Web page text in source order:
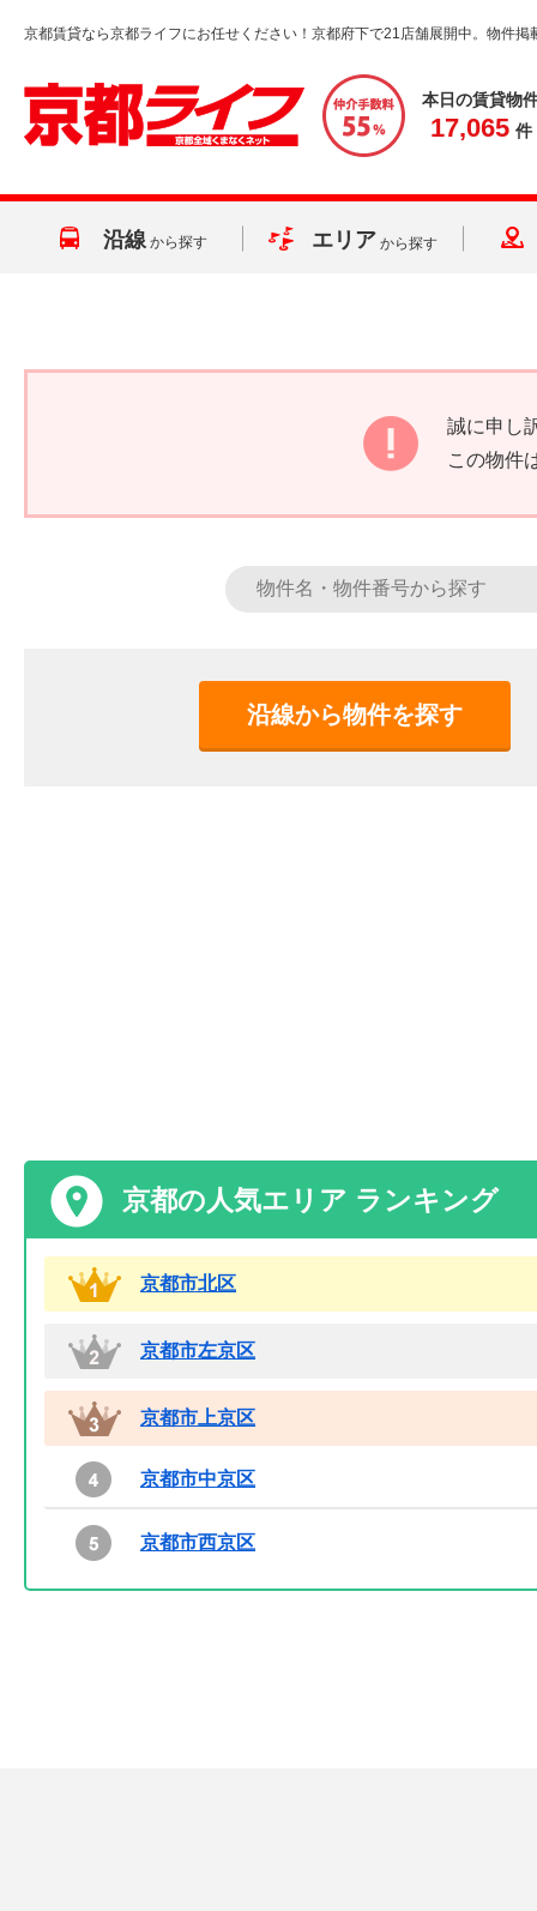
京都賃貸なら京都ライフにお任せください！京都府下で21店舗展開中。物件掲
本日の賃貸物
17,065 件
沿線 から探す エリア から探す
誠に申し
この物件
沿線から物件を探す
京都の人気エリア ランキング
京都市北区
京都市左京区
京都市上京区
京都市中京区
京都市西京区